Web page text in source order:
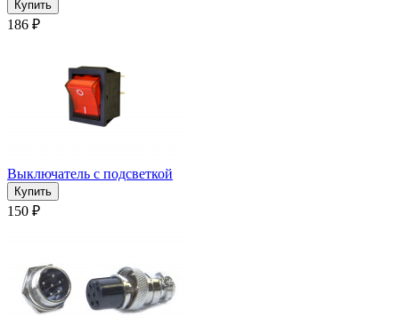
186 ₽
Выключатель с подсветкой
150 ₽